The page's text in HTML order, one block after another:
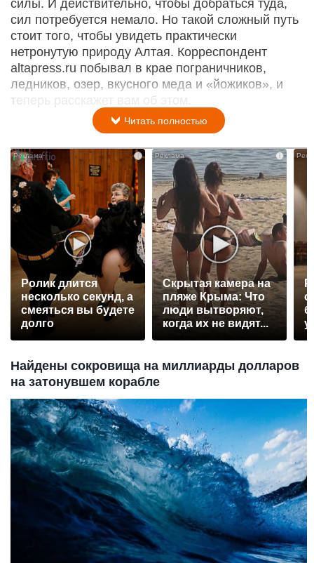
силы. И действительно, чтобы добраться туда,
сил потребуется немало. Но такой сложный путь
стоит того, чтобы увидеть практически
нетронутую природу Алтая. Корреспондент
altapress.ru побывал в крае пограничников,
ледников, озер, вкусного меда и «йожиков», и
теперь расскажет вам об этом.
Читать полностью
Ролик длится
несколько секунд, а
смеяться вы будете
долго
i
Скрытая камера на
пляже Крыма: Что
люди вытворяют,
когда их не видят...
Найдены сокровища на миллиарды долларов
на затонувшем корабле